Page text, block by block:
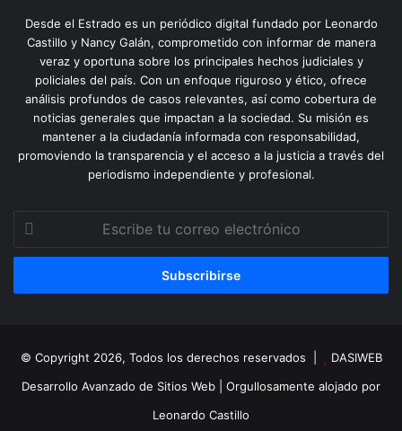
Desde el Estrado es un periódico digital fundado por Leonardo
Castillo y Nancy Galán, comprometido con informar de manera
veraz y oportuna sobre los principales hechos judiciales y
policiales del país. Con un enfoque riguroso y ético, ofrece
análisis profundos de casos relevantes, así como cobertura de
noticias generales que impactan a la sociedad. Su misión es
mantener a la ciudadanía informada con responsabilidad,
promoviendo la transparencia y el acceso a la justicia a través del
periodismo independiente y profesional.
correo
© Copyright 2026, Todos los derechos reservados |
DASIWEB
Desarrollo Avanzado de Sitios Web | Orgullosamente alojado por
Leonardo Castillo